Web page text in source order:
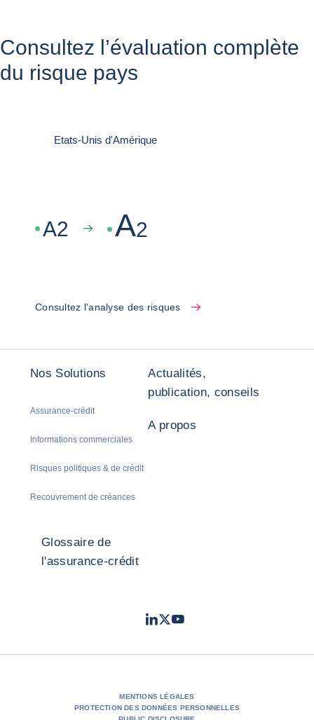
Consultez l’évaluation complète
du risque pays
Etats-Unis d'Amérique
A2 A2
Consultez l'analyse des risques
Nos Solutions
Assurance-crédit
Informations commerciales
Risques politiques & de crédit
Recouvrement de créances
Actualités,
publication, conseils
A propos
Glossaire de
l'assurance-crédit
LinkedIn
TwitterYoutube
MENTIONS LÉGALES
PROTECTION DES DONNÉES PERSONNELLES